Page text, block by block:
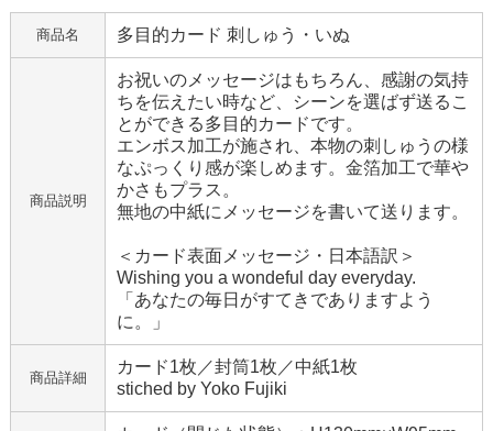
商品名 多目的カード 刺しゅう・いぬ
商品説明
お祝いのメッセージはもちろん、感謝の気持
ちを伝えたい時など、シーンを選ばず送るこ
とができる多目的カードです。
エンボス加工が施され、本物の刺しゅうの様
なぷっくり感が楽しめます。金箔加工で華や
かさもプラス。
無地の中紙にメッセージを書いて送ります。
＜カード表面メッセージ・日本語訳＞
Wishing you a wondeful day everyday.
「あなたの毎日がすてきでありますよう
に。」
商品詳細
カード1枚／封筒1枚／中紙1枚
stiched by Yoko Fujiki